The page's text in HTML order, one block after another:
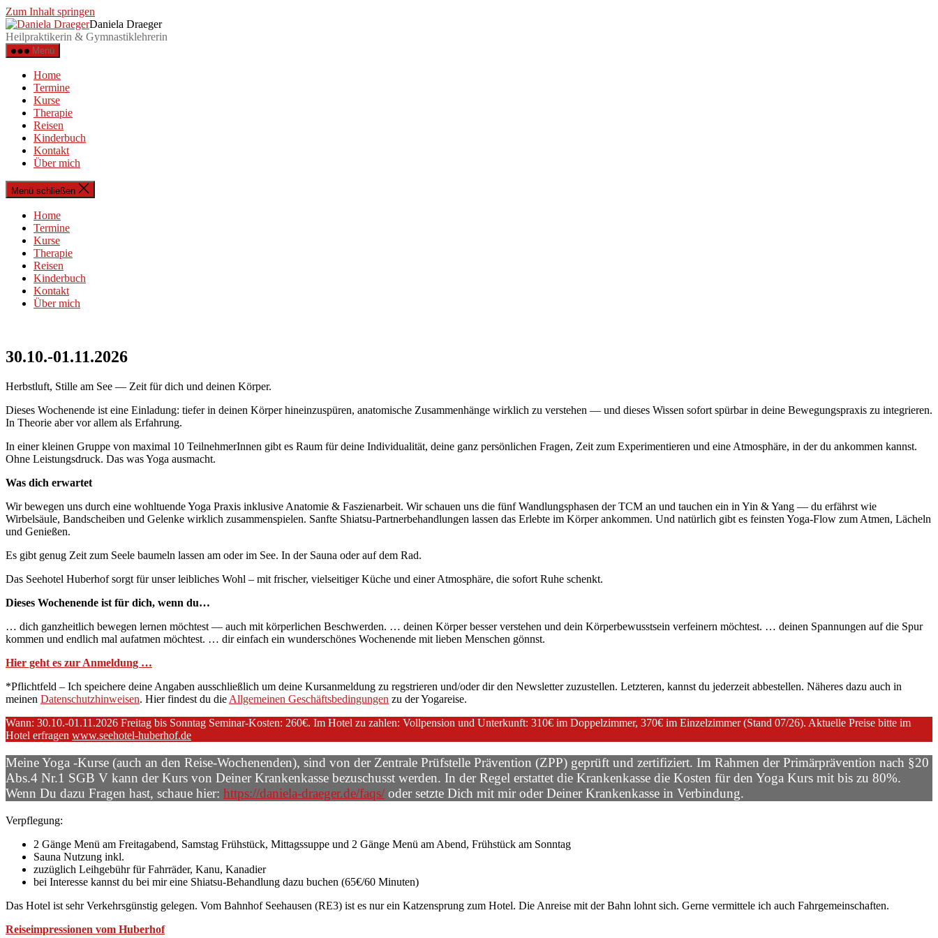
Zum Inhalt springen
Daniela Draeger
Heilpraktikerin & Gymnastiklehrerin
Menü
Home
Termine
Kurse
Therapie
Reisen
Kinderbuch
Kontakt
Über mich
Menü schließen
Home
Termine
Kurse
Therapie
Reisen
Kinderbuch
Kontakt
Über mich
30.10.-01.11.2026
Herbstluft, Stille am See — Zeit für dich und deinen Körper.
Dieses Wochenende ist eine Einladung: tiefer in deinen Körper hineinzuspüren, anatomische Zusammenhänge wirklich zu verstehen — und dieses Wissen sofort spürbar in deine Bewegungspraxis zu integrieren.
In Theorie aber vor allem als Erfahrung.
In einer kleinen Gruppe von maximal 10 TeilnehmerInnen gibt es Raum für deine Individualität, deine ganz persönlichen Fragen, Zeit zum Experimentieren und eine Atmosphäre, in der du ankommen kannst.
Ohne Leistungsdruck. Das was Yoga ausmacht.
Was dich erwartet
Wir bewegen uns durch eine wohltuende Yoga Praxis inklusive Anatomie & Faszienarbeit. Wir schauen uns die fünf Wandlungsphasen der TCM an und tauchen ein in Yin & Yang — du erfährst wie
Wirbelsäule, Bandscheiben und Gelenke wirklich zusammenspielen. Sanfte Shiatsu-Partnerbehandlungen lassen das Erlebte im Körper ankommen. Und natürlich gibt es feinsten Yoga-Flow zum Atmen, Lächeln
und Genießen.
Es gibt genug Zeit zum Seele baumeln lassen am oder im See. In der Sauna oder auf dem Rad.
Das Seehotel Huberhof sorgt für unser leibliches Wohl – mit frischer, vielseitiger Küche und einer Atmosphäre, die sofort Ruhe schenkt.
Dieses Wochenende ist für dich, wenn du…
… dich ganzheitlich bewegen lernen möchtest — auch mit körperlichen Beschwerden. … deinen Körper besser verstehen und dein Körperbewusstsein verfeinern möchtest. … deinen Spannungen auf die Spur
kommen und endlich mal aufatmen möchtest. … dir einfach ein wunderschönes Wochenende mit lieben Menschen gönnst.
Hier geht es zur Anmeldung …
*Pflichtfeld – Ich speichere deine Angaben ausschließlich um deine Kursanmeldung zu regstrieren und/oder dir den Newsletter zuzustellen. Letzteren, kannst du jederzeit abbestellen. Näheres dazu auch in
meinen Datenschutzhinweisen. Hier findest du die Allgemeinen Geschäftsbedingungen zu der Yogareise.
Wann: 30.10.-01.11.2026 Freitag bis Sonntag Seminar-Kosten: 260€. Im Hotel zu zahlen: Vollpension und Unterkunft: 310€ im Doppelzimmer, 370€ im Einzelzimmer (Stand 07/26). Aktuelle Preise bitte im
Hotel erfragen www.seehotel-huberhof.de
Meine Yoga -Kurse (auch an den Reise-Wochenenden), sind von der Zentrale Prüfstelle Prävention (ZPP) geprüft und zertifiziert. Im Rahmen der Primärprävention nach §20
Abs.4 Nr.1 SGB V kann der Kurs von Deiner Krankenkasse bezuschusst werden. In der Regel erstattet die Krankenkasse die Kosten für den Yoga Kurs mit bis zu 80%.
Wenn Du dazu Fragen hast, schaue hier: https://daniela-draeger.de/faqs/ oder setzte Dich mit mir oder Deiner Krankenkasse in Verbindung.
Verpflegung:
2 Gänge Menü am Freitagabend, Samstag Frühstück, Mittagssuppe und 2 Gänge Menü am Abend, Frühstück am Sonntag
Sauna Nutzung inkl.
zuzüglich Leihgebühr für Fahrräder, Kanu, Kanadier
bei Interesse kannst du bei mir eine Shiatsu-Behandlung dazu buchen (65€/60 Minuten)
Das Hotel ist sehr Verkehrsgünstig gelegen. Vom Bahnhof Seehausen (RE3) ist es nur ein Katzensprung zum Hotel. Die Anreise mit der Bahn lohnt sich. Gerne vermittele ich auch Fahrgemeinschaften.
Reiseimpressionen vom Huberhof